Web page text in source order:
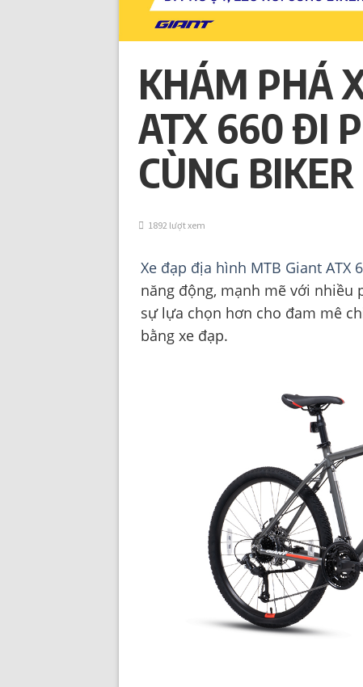
KHÁM PHÁ
ATX 660 ĐI
CÙNG BIKER
1892 lượt xem
Xe đạp địa hình MTB Giant ATX
năng động, mạnh mẽ với nhiều
sự lựa chọn hơn cho đam mê
bằng xe đạp.